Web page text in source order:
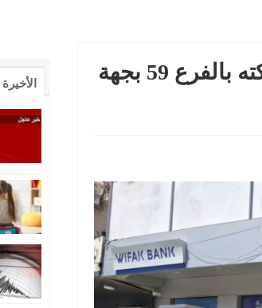
في طفرة توسع جديدة.. بنك الوفاق يعزز شبكته بالفرع 59 بجهة
الأخيرة